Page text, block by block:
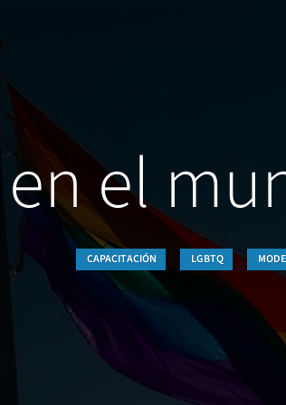
en el
CAPACITACIÓN LGBTQ